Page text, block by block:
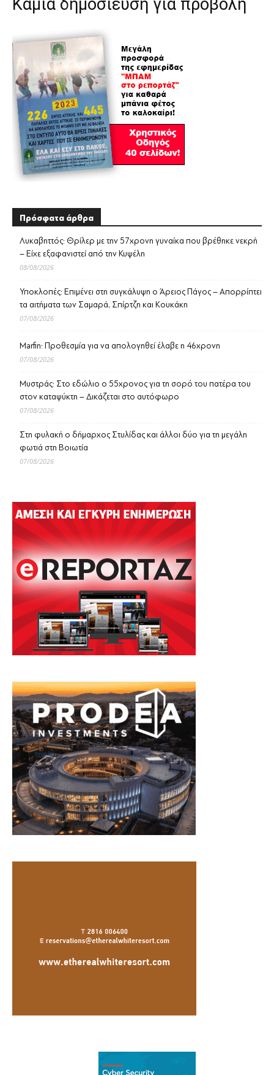
Καμία δημοσίευση για προβολή
Πρόσφατα άρθρα
Λυκαβηττός: Θρίλερ με την 57χρονη γυναίκα που βρέθηκε νεκρή
– Είχε εξαφανιστεί από την Κυψέλη
08/08/2026
Υποκλοπές: Επιμένει στη συγκάλυψη ο Άρειος Πάγος – Απορρίπτει
τα αιτήματα των Σαμαρά, Σπίρτζη και Κουκάκη
07/08/2026
Marfin: Προθεσμία για να απολογηθεί έλαβε η 46χρονη
07/08/2026
Μυστράς: Στο εδώλιο ο 55χρονος για τη σορό του πατέρα του
στον καταψύκτη – Δικάζεται στο αυτόφωρο
07/08/2026
Στη φυλακή ο δήμαρχος Στυλίδας και άλλοι δύο για τη μεγάλη
φωτιά στη Βοιωτία
07/08/2026